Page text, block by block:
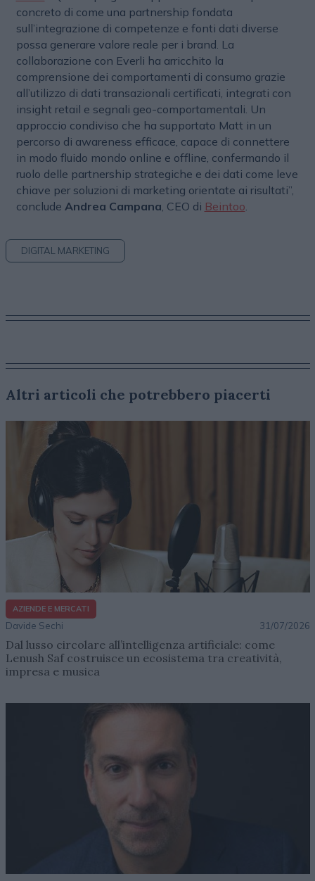
concreto di come una partnership fondata
sull’integrazione di competenze e fonti dati diverse
possa generare valore reale per i brand. La
collaborazione con Everli ha arricchito la
comprensione dei comportamenti di consumo grazie
all’utilizzo di dati transazionali certificati, integrati con
insight retail e segnali geo-comportamentali. Un
approccio condiviso che ha supportato Matt in un
percorso di awareness efficace, capace di connettere
in modo fluido mondo online e offline, confermando il
ruolo delle partnership strategiche e dei dati come leve
chiave per soluzioni di marketing orientate ai risultati”,
conclude Andrea Campana, CEO di Beintoo.
DIGITAL MARKETING
Altri articoli che potrebbero piacerti
AZIENDE E MERCATI
Davide Sechi 31/07/2026
Dal lusso circolare all’intelligenza artificiale: come
Lenush Saf costruisce un ecosistema tra creatività,
impresa e musica